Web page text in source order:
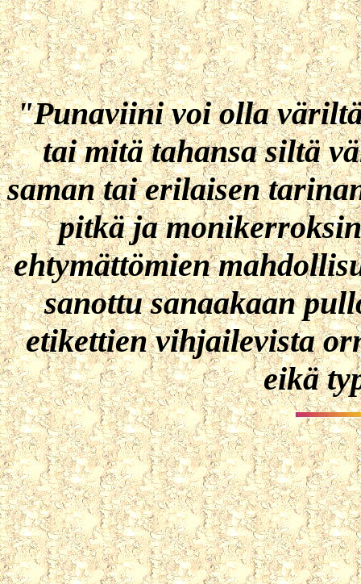
"Punaviini voi olla
tai mitä tahansa siltä
saman tai erilaisen
pitkä ja
ehtymättömien
sanottu sanaakaan
etikettien vihjailevista
eikä